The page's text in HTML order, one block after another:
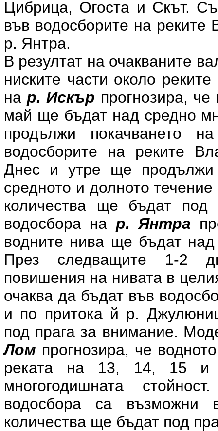
Цибрица, Огоста и Скът.
във водосборите на
р. Янтра.
В резултат на очакваните
ниските части около
на р. Искър прогнозира,
май ще бъдат над средно
продължи покачването
водосборите на реките
Днес и утре ще продължи
средното и долното
количества ще бъдат
водосбора на р. Янтра
водните нива ще бъдат над
През следващите 1-2
повишения на нивата в
очаква да бъдат във
и по притока й р.
под прага за внимание.
Лом прогнозира, че
реката на 13, 14, 15
многогодишната
водосбора са
количества ще бъдат под